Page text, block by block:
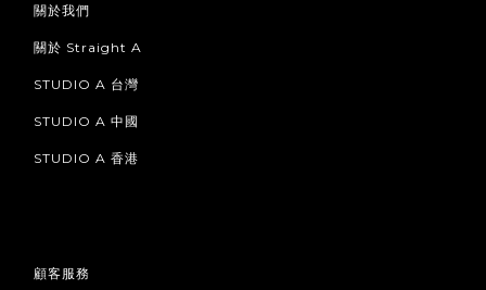
關於我們
關於 Straight A
STUDIO A 台灣
STUDIO A 中國
STUDIO A 香港
顧客服務